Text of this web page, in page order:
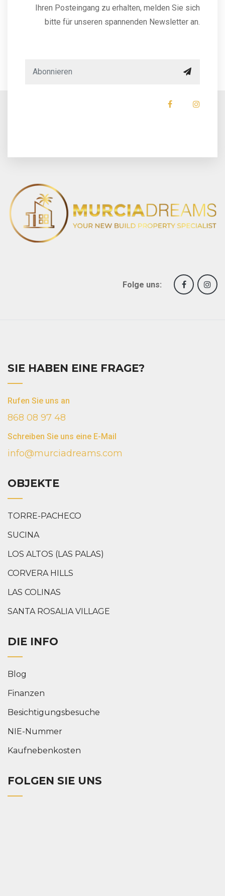
Ihren Posteingang zu erhalten, melden Sie sich
bitte für unseren spannenden Newsletter an.
Folge uns:
SIE HABEN EINE FRAGE?
Rufen Sie uns an
868 08 97 48
Schreiben Sie uns eine E-Mail
info@murciadreams.com
OBJEKTE
TORRE-PACHECO
SUCINA
LOS ALTOS (LAS PALAS)
CORVERA HILLS
LAS COLINAS
SANTA ROSALIA VILLAGE
DIE INFO
Blog
Finanzen
Besichtigungsbesuche
NIE-Nummer
Kaufnebenkosten
FOLGEN SIE UNS